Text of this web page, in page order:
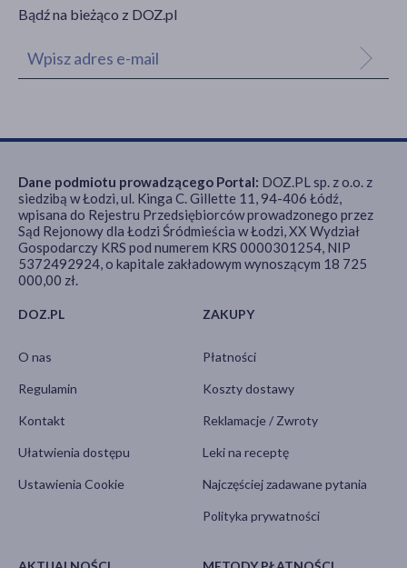
Bądź na bieżąco z DOZ.pl
DOZ.PL
O nas
Regulamin
Kontakt
Ułatwienia dostępu
Ustawienia Cookie
ZAKUPY
Płatności
Koszty dostawy
Reklamacje / Zwroty
Leki na receptę
Najczęściej zadawane pytania
Polityka prywatności
Dane podmiotu prowadzącego Portal: DOZ.PL sp. z o.o. z
siedzibą w Łodzi, ul. Kinga C. Gillette 11, 94-406 Łódź,
wpisana do Rejestru Przedsiębiorców prowadzonego przez
Sąd Rejonowy dla Łodzi Śródmieścia w Łodzi, XX Wydział
Gospodarczy KRS pod numerem KRS 0000301254, NIP
5372492924, o kapitale zakładowym wynoszącym 18 725
000,00 zł.